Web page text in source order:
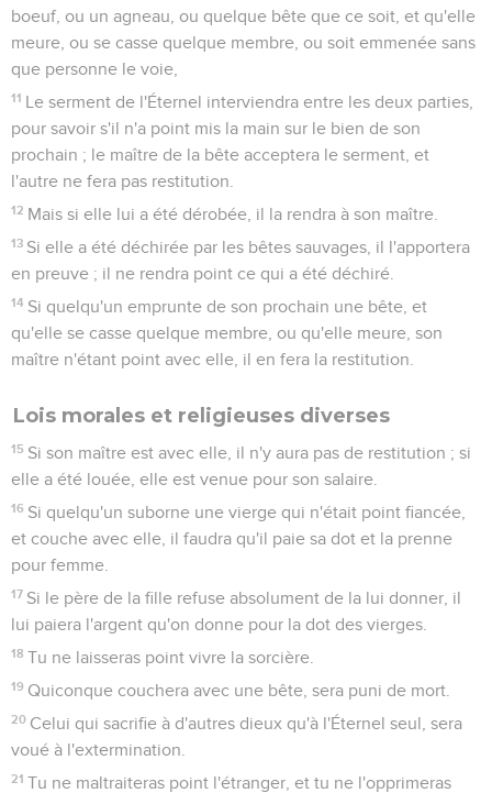
boeuf, ou un agneau, ou quelque bête que ce soit, et qu'elle
meure, ou se casse quelque membre, ou soit emmenée sans
que personne le voie,
11 Le serment de l'Éternel interviendra entre les deux parties,
pour savoir s'il n'a point mis la main sur le bien de son
prochain ; le maître de la bête acceptera le serment, et
l'autre ne fera pas restitution.
12 Mais si elle lui a été dérobée, il la rendra à son maître.
13 Si elle a été déchirée par les bêtes sauvages, il l'apportera
en preuve ; il ne rendra point ce qui a été déchiré.
14 Si quelqu'un emprunte de son prochain une bête, et
qu'elle se casse quelque membre, ou qu'elle meure, son
maître n'étant point avec elle, il en fera la restitution.
Lois morales et religieuses diverses
15 Si son maître est avec elle, il n'y aura pas de restitution ; si
elle a été louée, elle est venue pour son salaire.
16 Si quelqu'un suborne une vierge qui n'était point fiancée,
et couche avec elle, il faudra qu'il paie sa dot et la prenne
pour femme.
17 Si le père de la fille refuse absolument de la lui donner, il
lui paiera l'argent qu'on donne pour la dot des vierges.
18 Tu ne laisseras point vivre la sorcière.
19 Quiconque couchera avec une bête, sera puni de mort.
20 Celui qui sacrifie à d'autres dieux qu'à l'Éternel seul, sera
voué à l'extermination.
21 Tu ne maltraiteras point l'étranger, et tu ne l'opprimeras